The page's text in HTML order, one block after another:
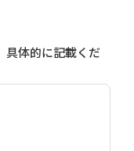
具体的に記載くだ